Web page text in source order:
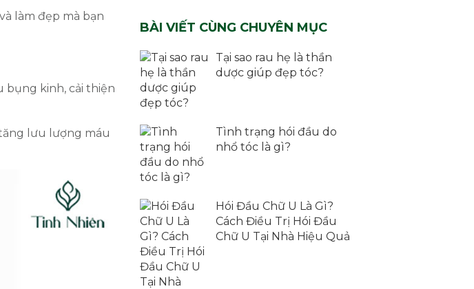
làm đẹp mà bạn
bụng kinh, cải thiện
lưu lượng máu
BÀI VIẾT CÙNG CHUYÊN MỤC
Tại sao rau hẹ là thần
dược giúp đẹp tóc?
Tình trạng hói đầu do
nhổ tóc là gì?
Hói Đầu Chữ U Là Gì?
Cách Điều Trị Hói Đầu
Chữ U Tại Nhà Hiệu Quả